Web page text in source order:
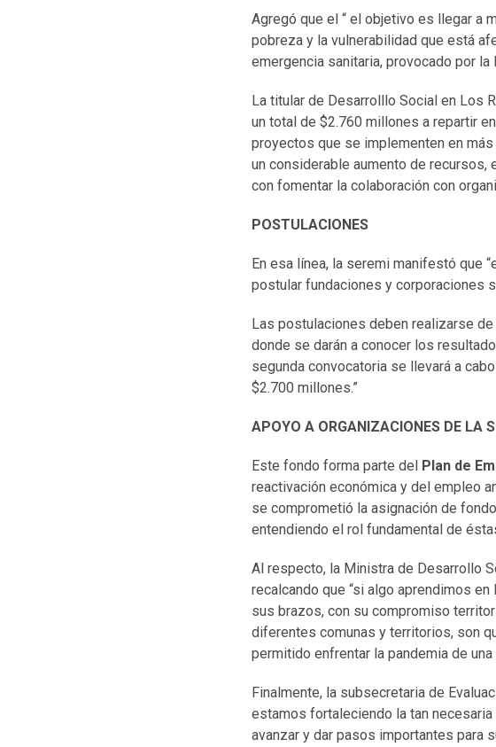
Agregó que el “ el objetivo es llegar a
pobreza y la vulnerabilidad que está
emergencia sanitaria, provocado por
La titular de Desarrolllo Social en Los
un total de $2.760 millones a repartir
proyectos que se implementen en
un considerable aumento de
con fomentar la colaboración con
POSTULACIONES
En esa línea, la seremi manifestó que
postular fundaciones y corporaciones
Las postulaciones deben realizarse
donde se darán a conocer los
segunda convocatoria se llevará a
$2.700 millones.”
APOYO A ORGANIZACIONES DE LA
Este fondo forma parte del Plan de
reactivación económica y del empleo
se comprometió la asignación de
entendiendo el rol fundamental de
Al respecto, la Ministra de Desarrollo
recalcando que “si algo aprendimos
sus brazos, con su compromiso
diferentes comunas y territorios, son
permitido enfrentar la pandemia de
Finalmente, la subsecretaria de
estamos fortaleciendo la tan
avanzar y dar pasos importantes para